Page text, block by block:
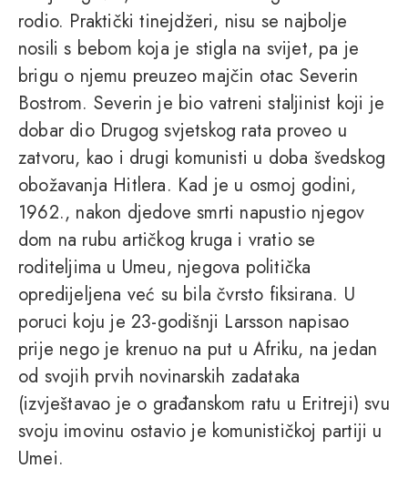
rodio. Praktički tinejdžeri, nisu se najbolje
nosili s bebom koja je stigla na svijet, pa je
brigu o njemu preuzeo majčin otac Severin
Bostrom. Severin je bio vatreni staljinist koji je
dobar dio Drugog svjetskog rata proveo u
zatvoru, kao i drugi komunisti u doba švedskog
obožavanja Hitlera. Kad je u osmoj godini,
1962., nakon djedove smrti napustio njegov
dom na rubu artičkog kruga i vratio se
roditeljima u Umeu, njegova politička
opredijeljena već su bila čvrsto fiksirana. U
poruci koju je 23-godišnji Larsson napisao
prije nego je krenuo na put u Afriku, na jedan
od svojih prvih novinarskih zadataka
(izvještavao je o građanskom ratu u Eritreji) svu
svoju imovinu ostavio je komunističkoj partiji u
Umei.